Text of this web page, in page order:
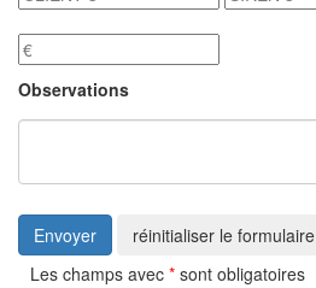
Observations
Envoyer
réinitialiser le formulaire
Les champs avec * sont obligatoires